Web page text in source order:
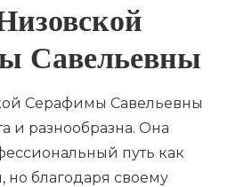
Савельевны
Серафимы Савельевны
и разнообразна. Она
путь как
но благодаря своему